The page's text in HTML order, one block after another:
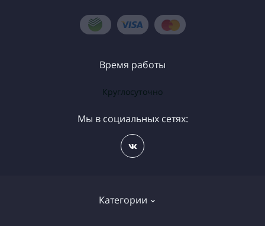
Категории
Время работы
Круглосуточно
Мы в социальных сетях: